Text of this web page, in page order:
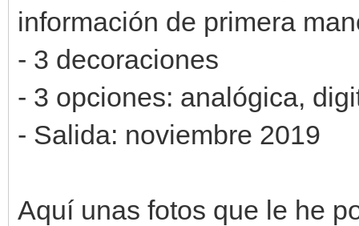
información de primera
- 3 decoraciones
- 3 opciones: analógica,
- Salida: noviembre 2019
Aquí unas fotos que le he